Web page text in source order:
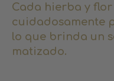
Cada hierba y flor
cuidadosamente
lo que brinda un
matizado.